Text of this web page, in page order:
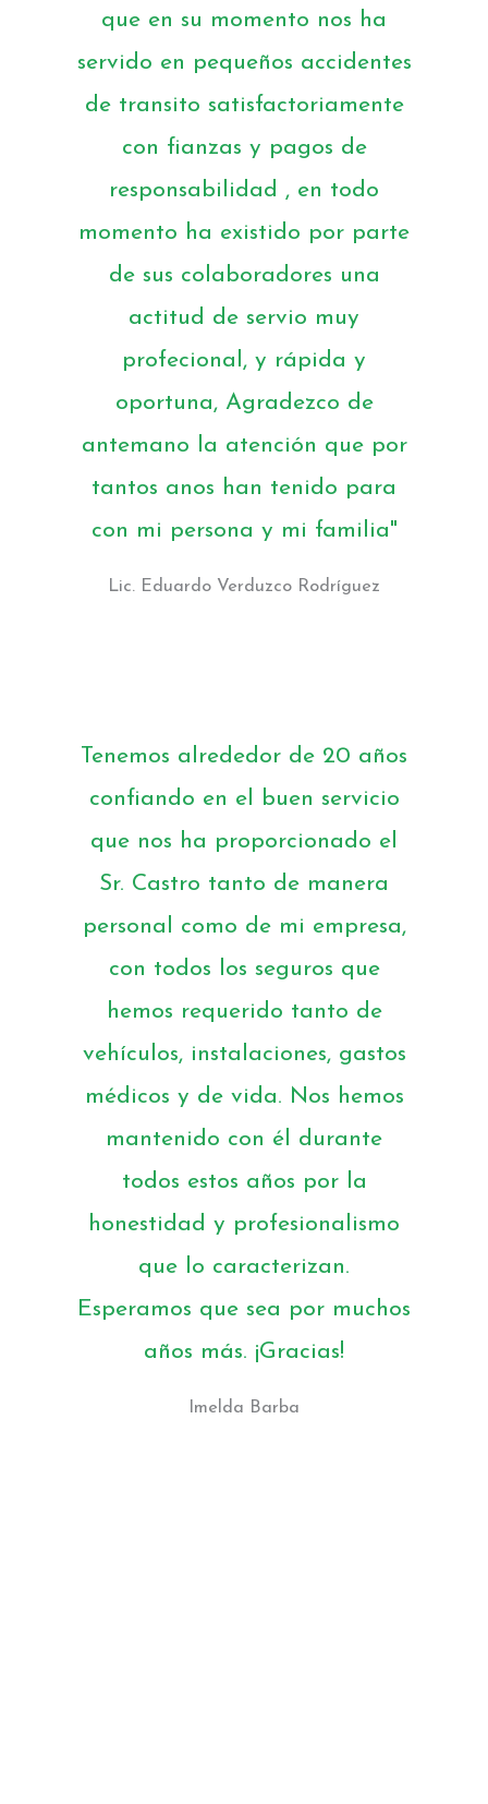
que en su momento nos ha
servido en pequeños accidentes
de transito satisfactoriamente
con fianzas y pagos de
responsabilidad , en todo
momento ha existido por parte
de sus colaboradores una
actitud de servio muy
profecional, y rápida y
oportuna, Agradezco de
antemano la atención que por
tantos anos han tenido para
con mi persona y mi familia"
Lic. Eduardo Verduzco Rodríguez
Tenemos alrededor de 20 años
confiando en el buen servicio
que nos ha proporcionado el
Sr. Castro tanto de manera
personal como de mi empresa,
con todos los seguros que
hemos requerido tanto de
vehículos, instalaciones, gastos
médicos y de vida. Nos hemos
mantenido con él durante
todos estos años por la
honestidad y profesionalismo
que lo caracterizan.
Esperamos que sea por muchos
años más. ¡Gracias!
Imelda Barba